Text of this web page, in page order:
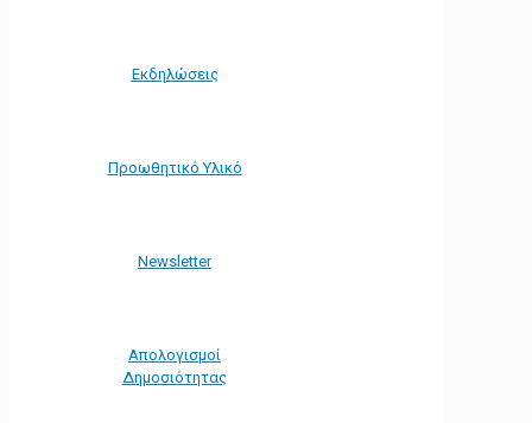
Εκδηλώσεις
Προωθητικό Υλικό
Νewsletter
Απολογισμοί
Δημοσιότητας